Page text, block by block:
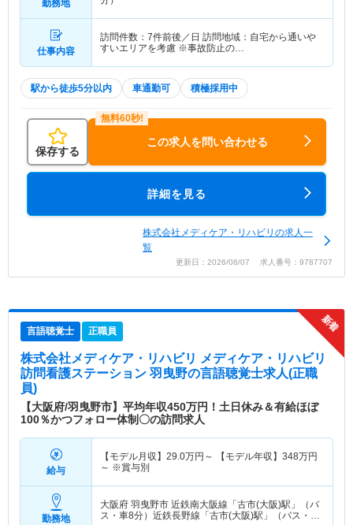
勤務地
仕事内容
訪問件数：7件前後／日 訪問地域：自宅から通いや
すいエリアを考慮 ※事故防止の…
駅から徒歩5分以内 車通勤可 積極採用中
保存する
この求人を問い合わせる
詳細を見る
株式会社メディケア・リハビリの求人一
覧
更新日：2026/08/07 求人番号：9787707
言語聴覚士 正職員
株式会社メディケア・リハビリ メディケア・リハビリ
訪問看護ステーション 羽曳野の言語聴覚士求人(正職
員)
【大阪府/羽曳野市】平均年収450万円！土日休み＆有給ほぼ
100％かつフォロー体制〇の訪問求人
給与
【モデル月収】 29.0万円～ 【モデル年収】 348万円
～ ※賞与別
勤務地
大阪府 羽曳野市 近鉄南大阪線「古市(大阪)駅」（バ
ス・車8分）近鉄長野線「古市(大阪)駅」（バス・車